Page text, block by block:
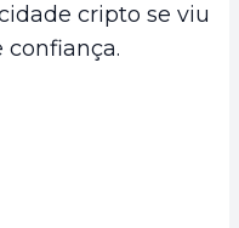
cripto se viu
confiança.